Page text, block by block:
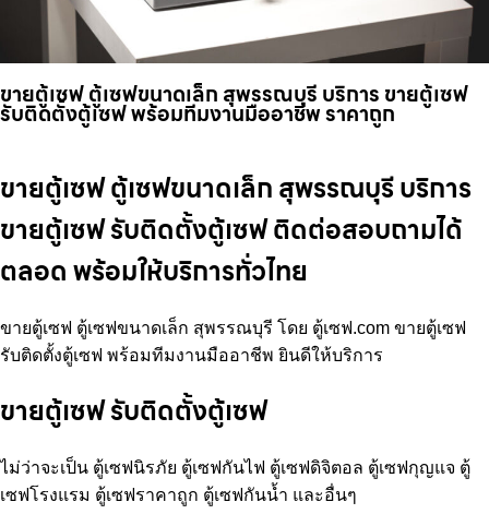
ขายตู้เซฟ ตู้เซฟขนาดเล็ก สุพรรณบุรี บริการ ขายตู้เซฟ
รับติดตั้งตู้เซฟ พร้อมทีมงานมืออาชีพ ราคาถูก
ขายตู้เซฟ ตู้เซฟขนาดเล็ก สุพรรณบุรี บริการ
ขายตู้เซฟ รับติดตั้งตู้เซฟ ติดต่อสอบถามได้
ตลอด พร้อมให้บริการทั่วไทย
ขายตู้เซฟ ตู้เซฟขนาดเล็ก สุพรรณบุรี โดย ตู้เซฟ.com ขายตู้เซฟ
รับติดตั้งตู้เซฟ พร้อมทีมงานมืออาชีพ ยินดีให้บริการ
ขายตู้เซฟ รับติดตั้งตู้เซฟ
ไม่ว่าจะเป็น ตู้เซฟนิรภัย ตู้เซฟกันไฟ ตู้เซฟดิจิตอล ตู้เซฟกุญแจ ตู้
เซฟโรงแรม ตู้เซฟราคาถูก ตู้เซฟกันน้ำ และอื่นๆ